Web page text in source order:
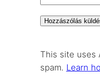
This site uses
spam. Learn